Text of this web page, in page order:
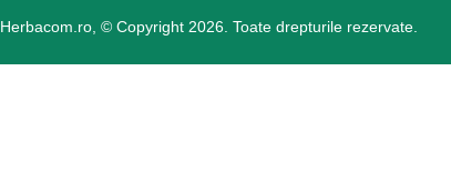
Herbacom.ro, © Copyright 2026. Toate drepturile rezervate.